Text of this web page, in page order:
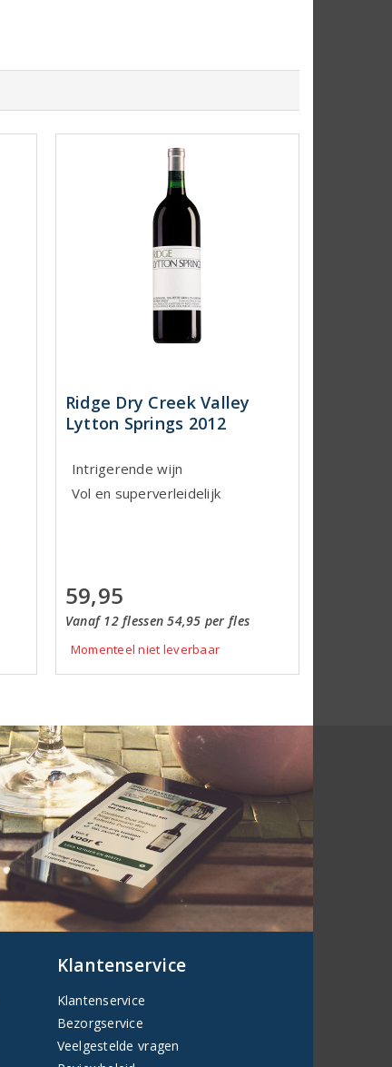
Ridge Dry Creek Valley
Lytton Springs 2012
Intrigerende wijn
Vol en superverleidelijk
59,95
Vanaf 12 flessen 54,95 per fles
Momenteel niet leverbaar
Klantenservice
Klantenservice
Bezorgservice
Veelgestelde vragen